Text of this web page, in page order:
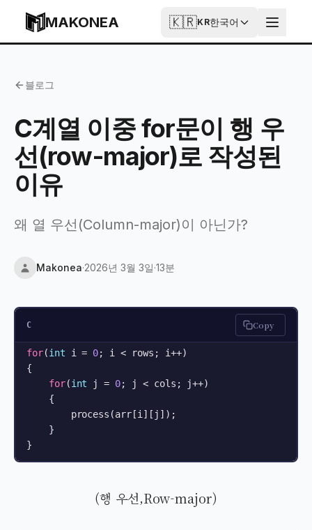
MAKONEA 🇰🇷KR한국어
C계열 이중 for문이 행 우선(row-major)로 작성된 이유
블로그
C계열 이중 for문이 행 우
선(row-major)로 작성된
이유
왜 열 우선(Column-major)이 아닌가?
Makonea·2026년 3월 3일
Updated2026년 4월 13일
·13분
C Copy
for(int i = 0; i < rows; i++)
{
for(int j = 0; j < cols; j++)
    {
        process(arr[i][j]);
    }
}
(행 우선,Row-major)